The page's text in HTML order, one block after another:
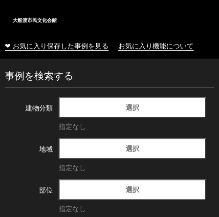
大船渡市民文化会館
❤ お気に入り保存した事例を見る お気に入り機能について
事例を検索する
建物分類 選択
指定なし
地域 選択
指定なし
部位 選択
指定なし